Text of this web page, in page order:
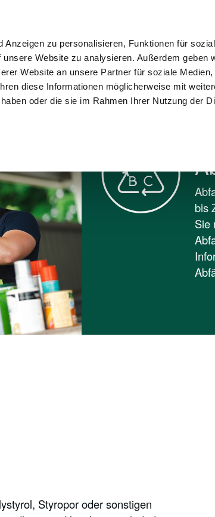
Anzeigen zu personalisieren, Funktionen für
Website zu analysieren. Außerdem geben
Website an unsere Partner für soziale Medien,
diese Informationen möglicherweise mit
oder die sie im Rahmen Ihrer Nutzung der
Stadtreinigung Umwelt und
Verantwortung
bis
Sie
Styropor oder sonstigen